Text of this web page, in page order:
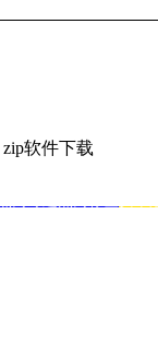
zip软件下载